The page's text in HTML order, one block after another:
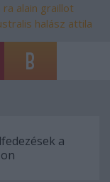
ra alain graillot
halász attila
a